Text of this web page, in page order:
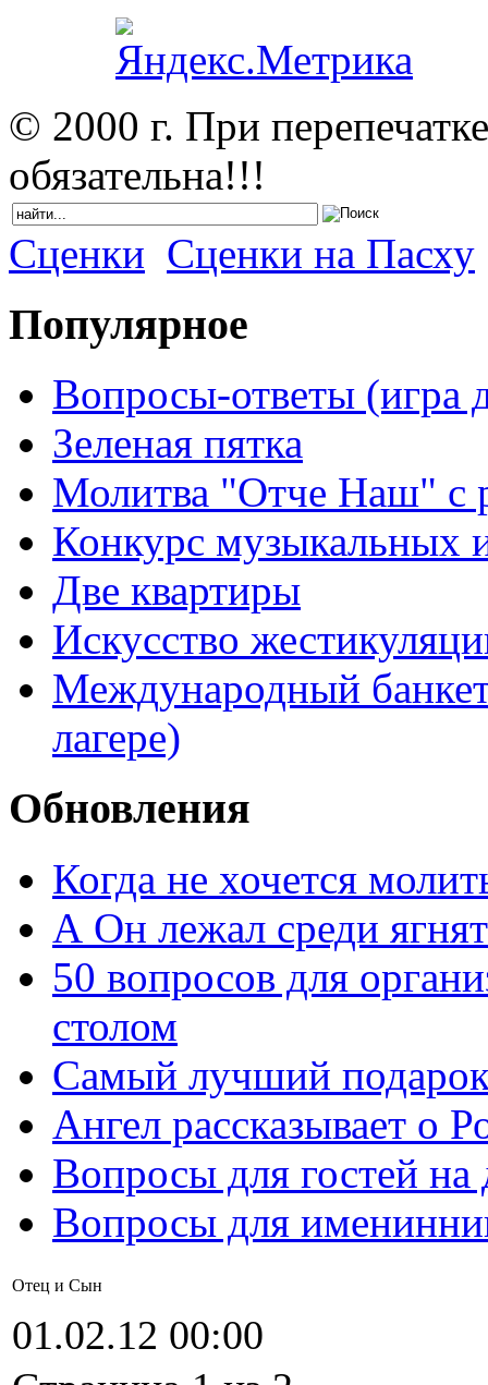
© 2000 г. При
обязательна!!!
Сценки Сценки на Пасху
Популярное
Вопросы-ответы (игра
Зеленая пятка
Молитва "Отче Наш" с
Конкурс музыкальных
Две квартиры
Искусство
Международный
лагере)
Обновления
Когда не хочется
А Он лежал среди ягнят
50 вопросов для
столом
Самый лучший
Ангел рассказывает о
Вопросы для гостей
Вопросы для
Отец и Сын
01.02.12 00:00